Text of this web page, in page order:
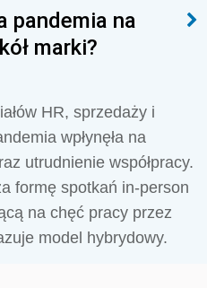
pandemia na
marki?
HR, sprzedaży i
wpłynęła na
utrudnienie współpracy.
formę spotkań in-person
na chęć pracy przez
model hybrydowy.